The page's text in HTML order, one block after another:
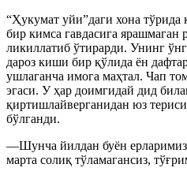
“Ҳукумат уйи”даги хона тўрида
бир кимса гавдасига
ликиллатиб ўтирарди. Унинг
дароз киши бир қўлида ён
ушлаганча имога маҳтал. Чап
эгаси. У ҳар доимгидай дид
қиртишлайверганидан юз
бўлганди.
—Шунча йилдан буён
марта солиқ тўламагансиз,